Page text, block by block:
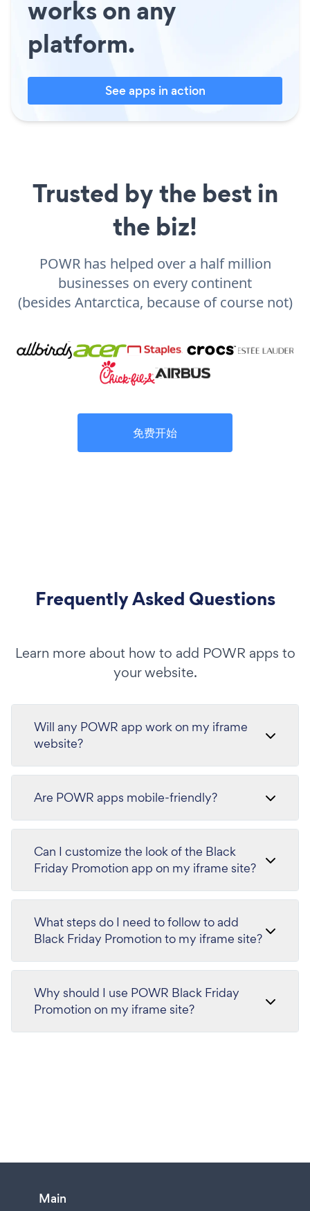
works on any
platform.
See apps in action
Trusted by the best in
the biz!
POWR has helped over a half million
businesses on every continent
(besides Antarctica, because of course not)
免费开始
Frequently Asked Questions
Learn more about how to add POWR apps to
your website.
Will any POWR app work on my iframe
website?
Are POWR apps mobile-friendly?
Can I customize the look of the Black
Friday Promotion app on my iframe site?
What steps do I need to follow to add
Black Friday Promotion to my iframe site?
Why should I use POWR Black Friday
Promotion on my iframe site?
Main